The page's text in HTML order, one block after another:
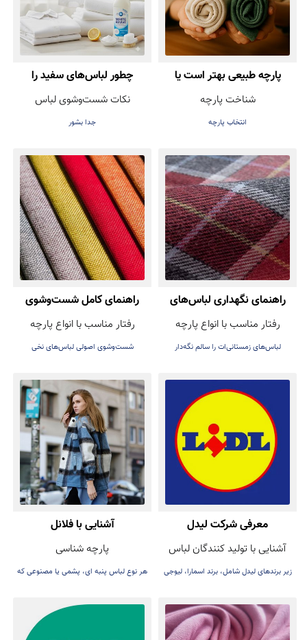
پارچه طبیعی بهتر است یا
مصنوعی؟ راهنمای انتخاب
درست هنگام خرید لباس
شناخت پارچه
انتخاب پارچه
چطور لباس‌های سفید را
همیشه روشن و تمیز نگه
داریم؟
نکات شست‌وشوی لباس
جدا بشور
راهنمای نگهداری لباس‌های
زمستانی (پشمی و بافتنی)
رفتار مناسب با انواع پارچه
لباس‌های زمستانی‌ات را سالم نگه‌دار
راهنمای کامل شست‌وشوی
لباس‌های نخی
رفتار مناسب با انواع پارچه
شست‌وشوی اصولی لباس‌های نخی
معرفی شرکت لیدل
آشنایی با تولید کنندگان لباس
زیر برندهای لیدل شامل، برند اسمارا، لیوجی
آشنایی با فلانل
پارچه شناسی
هر نوع لباس پنبه ای، پشمی یا مصنوعی که
توانند به عنوان فلانل در نظر گرفته شوند.